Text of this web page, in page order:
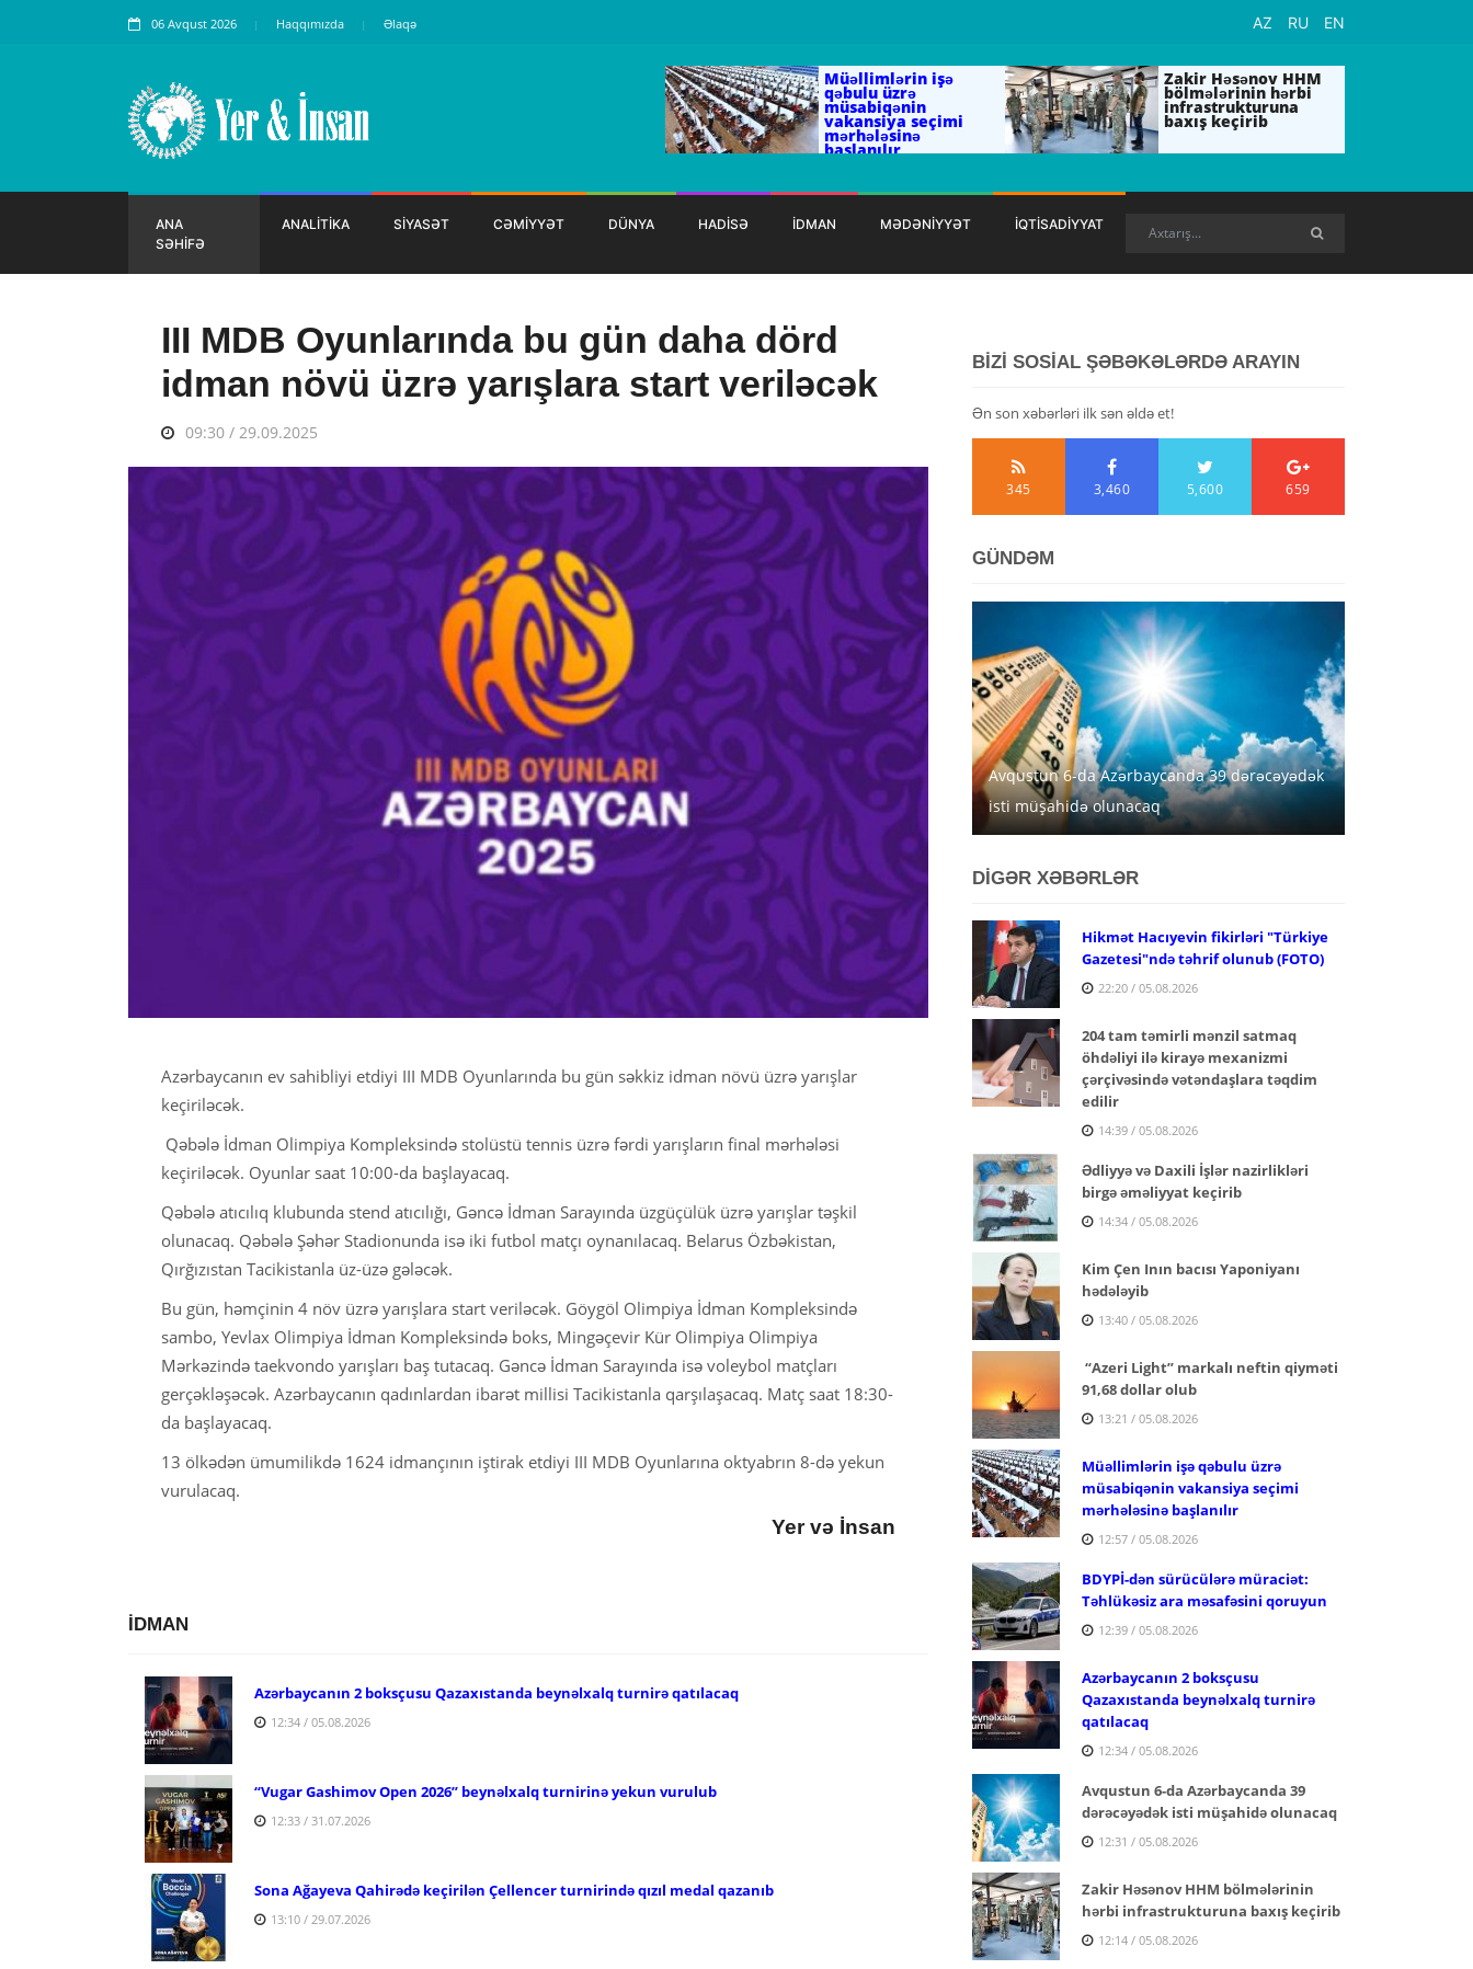
06 Avqust 2026 Haqqımızda Əlaqə AZ RU EN
Müəllimlərin işə
qəbulu üzrə
müsabiqənin
vakansiya seçimi
mərhələsinə
başlanılır
Zakir Həsənov HHM
bölmələrinin hərbi
infrastrukturuna
baxış keçirib
ANA
SƏHİFƏ
ANALİTİKA SİYASƏT CƏMİYYƏT DÜNYA HADİSƏ İDMAN MƏDƏNİYYƏT İQTİSADİYYAT
III MDB Oyunlarında bu gün daha dörd
idman növü üzrə yarışlara start veriləcək
09:30 / 29.09.2025
Azərbaycanın ev sahibliyi etdiyi III MDB Oyunlarında bu gün səkkiz idman növü üzrə yarışlar
keçiriləcək.
Qəbələ İdman Olimpiya Kompleksində stolüstü tennis üzrə fərdi yarışların final mərhələsi
keçiriləcək. Oyunlar saat 10:00-da başlayacaq.
Qəbələ atıcılıq klubunda stend atıcılığı, Gəncə İdman Sarayında üzgüçülük üzrə yarışlar təşkil
olunacaq. Qəbələ Şəhər Stadionunda isə iki futbol matçı oynanılacaq. Belarus Özbəkistan,
Qırğızıstan Tacikistanla üz-üzə gələcək.
Bu gün, həmçinin 4 növ üzrə yarışlara start veriləcək. Göygöl Olimpiya İdman Kompleksində
sambo, Yevlax Olimpiya İdman Kompleksində boks, Mingəçevir Kür Olimpiya Olimpiya
Mərkəzində taekvondo yarışları baş tutacaq. Gəncə İdman Sarayında isə voleybol matçları
gerçəkləşəcək. Azərbaycanın qadınlardan ibarət millisi Tacikistanla qarşılaşacaq. Matç saat 18:30-
da başlayacaq.
13 ölkədən ümumilikdə 1624 idmançının iştirak etdiyi III MDB Oyunlarına oktyabrın 8-də yekun
vurulacaq.
Yer və İnsan
İDMAN
Azərbaycanın 2 boksçusu Qazaxıstanda beynəlxalq turnirə qatılacaq
12:34 / 05.08.2026
“Vugar Gashimov Open 2026” beynəlxalq turnirinə yekun vurulub
12:33 / 31.07.2026
Sona Ağayeva Qahirədə keçirilən Çellencer turnirində qızıl medal qazanıb
13:10 / 29.07.2026
BİZİ SOSİAL ŞƏBƏKƏLƏRDƏ ARAYIN
Ən son xəbərləri ilk sən əldə et!
345 3,460 5,600 659
GÜNDƏM
Avqustun 6-da Azərbaycanda 39 dərəcəyədək
isti müşahidə olunacaq
DİGƏR XƏBƏRLƏR
Hikmət Hacıyevin fikirləri "Türkiye
Gazetesi"ndə təhrif olunub (FOTO)
22:20 / 05.08.2026
204 tam təmirli mənzil satmaq
öhdəliyi ilə kirayə mexanizmi
çərçivəsində vətəndaşlara təqdim
edilir
14:39 / 05.08.2026
Ədliyyə və Daxili İşlər nazirlikləri
birgə əməliyyat keçirib
14:34 / 05.08.2026
Kim Çen Inın bacısı Yaponiyanı
hədələyib
13:40 / 05.08.2026
“Azeri Light” markalı neftin qiyməti
91,68 dollar olub
13:21 / 05.08.2026
Müəllimlərin işə qəbulu üzrə
müsabiqənin vakansiya seçimi
mərhələsinə başlanılır
12:57 / 05.08.2026
BDYPİ-dən sürücülərə müraciət:
Təhlükəsiz ara məsafəsini qoruyun
12:39 / 05.08.2026
Azərbaycanın 2 boksçusu
Qazaxıstanda beynəlxalq turnirə
qatılacaq
12:34 / 05.08.2026
Avqustun 6-da Azərbaycanda 39
dərəcəyədək isti müşahidə olunacaq
12:31 / 05.08.2026
Zakir Həsənov HHM bölmələrinin
hərbi infrastrukturuna baxış keçirib
12:14 / 05.08.2026